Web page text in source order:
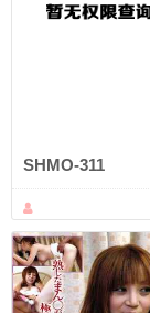
SHMO-311